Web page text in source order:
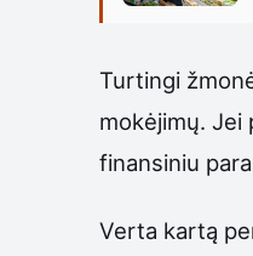
Turtingi
mokėjimų. Jei
finansiniu
Verta kartą